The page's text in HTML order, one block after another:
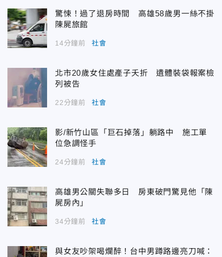
驚悚！過了退房時間 高雄58歲男一絲不掛
陳屍旅館
14分鐘前 社會
北市20歲女住處產子夭折 遺體裝袋報案檢
列被告
22分鐘前 社會
影/新竹山區「巨石掉落」躺路中 施工單
位急調怪手
24分鐘前 社會
高雄男公關失聯多日 房東破門驚見他「陳
屍房內」
34分鐘前 社會
與女友吵架喝爛醉！台中男蹲路邊亮刀喊：